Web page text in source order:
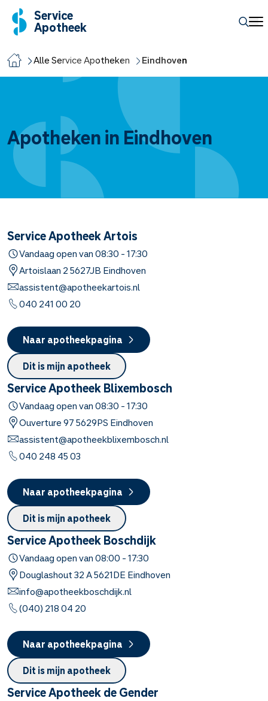
Service
Apotheek
Alle Service Apotheken Eindhoven
Apotheken in Eindhoven
Service Apotheek Artois
Vandaag open van08:30 -17:30
Artoislaan 25627JB Eindhoven
assistent@apotheekartois.nl
040 241 00 20
Naar apotheekpagina
Dit is mijn apotheek
Service Apotheek Blixembosch
Vandaag open van08:30 -17:30
Ouverture975629PS Eindhoven
assistent@apotheekblixembosch.nl
040 248 45 03
Naar apotheekpagina
Dit is mijn apotheek
Service Apotheek Boschdijk
Vandaag open van08:00 -17:30
Douglashout32 A5621DE Eindhoven
info@apotheekboschdijk.nl
(040) 218 04 20
Naar apotheekpagina
Dit is mijn apotheek
Service Apotheek de Gender